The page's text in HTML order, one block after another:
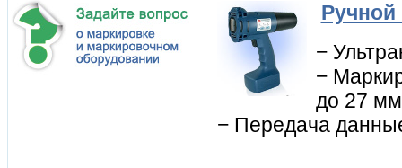
Ручной
−
−
до 27
− Передача